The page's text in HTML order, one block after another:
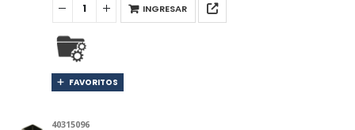
INGRESAR
FAVORITOS
40315096